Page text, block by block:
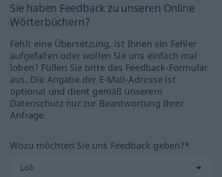
Sie haben Feedback zu unseren Online
Wörterbüchern?
Fehlt eine Übersetzung, ist Ihnen ein Fehler
aufgefallen oder wollen Sie uns einfach mal
loben? Füllen Sie bitte das Feedback-Formular
aus. Die Angabe der E-Mail-Adresse ist
optional und dient gemäß unserem
Datenschutz nur zur Beantwortung Ihrer
Anfrage.
Wozu möchten Sie uns Feedback geben?*